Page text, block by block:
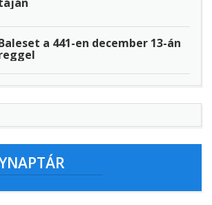
a 441-en december 13-án